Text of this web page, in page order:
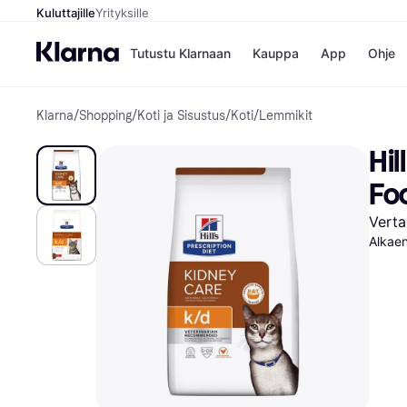
KuluttajilleYrityksille
Tutustu Klarnaan Kauppa
Gigantti
H&M
Peten
Wolt
App Ohje
Klarna/Shopping/Koti ja Sisustus/Koti/Lemmikit